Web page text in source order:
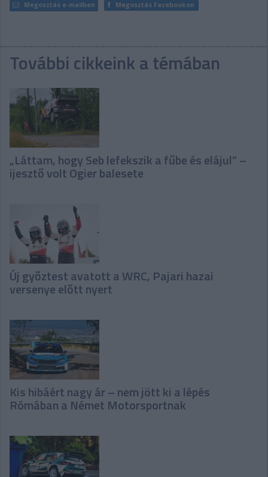
Megosztás e-mailben Megosztás Facebookon
További cikkeink a témában
„Láttam, hogy Seb lefekszik a fűbe és elájul” –
ijesztő volt Ogier balesete
Új győztest avatott a WRC, Pajari hazai
versenye előtt nyert
Kis hibáért nagy ár – nem jött ki a lépés
Rómában a Német Motorsportnak